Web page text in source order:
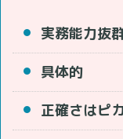
実務能力抜
具体的
正確さはピ